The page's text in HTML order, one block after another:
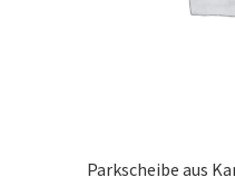
Parkscheibe aus